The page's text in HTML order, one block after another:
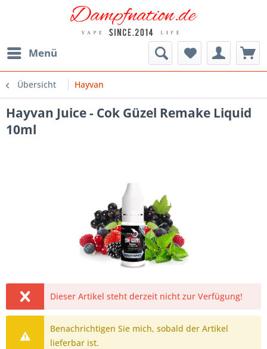
Menü
Übersicht Hayvan
Hayvan Juice - Cok Güzel Remake Liquid
10ml
Dieser Artikel steht derzeit nicht zur Verfügung!
Benachrichtigen Sie mich, sobald der Artikel
lieferbar ist.